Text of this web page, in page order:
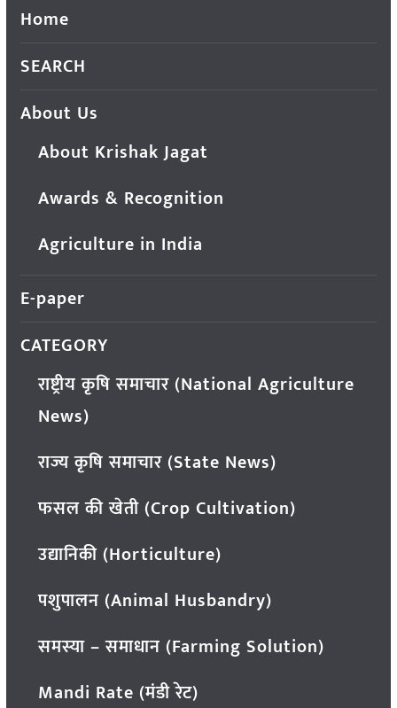
Home
SEARCH
About Us
About Krishak Jagat
Awards & Recognition
Agriculture in India
E-paper
CATEGORY
राष्ट्रीय कृषि समाचार (National Agriculture
News)
राज्य कृषि समाचार (State News)
फसल की खेती (Crop Cultivation)
उद्यानिकी (Horticulture)
पशुपालन (Animal Husbandry)
समस्या – समाधान (Farming Solution)
Mandi Rate (मंडी रेट)